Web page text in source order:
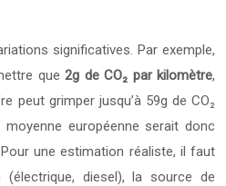
significatives. Par exemple,
que2g de CO₂ par kilomètre,
peut grimper jusqu’à 59g de CO₂
européenne serait donc
une estimation réaliste, il faut
diesel), la source de